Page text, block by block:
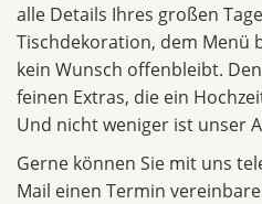
alle Details Ihres großen
Tischdekoration, dem Menü
kein Wunsch offenbleibt.
feinen Extras, die ein
Und nicht weniger ist unser
Gerne können Sie mit uns
Mail einen Termin